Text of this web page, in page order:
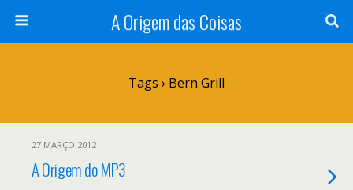
A Origem das Coisas
Tags › Bern Grill
27 MARÇO 2012
A Origem do MP3